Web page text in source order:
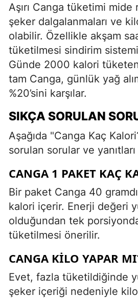
Aşırı Canga tüketimi mide
şeker dalgalanmaları ve
olabilir. Özellikle akşam
tüketilmesi sindirim
Günde 2000 kalori
tam Canga, günlük yağ
%20’sini karşılar.
SIKÇA SORULAN
Aşağıda "Canga Kaç
sorulan sorular ve
CANGA 1 PAKET KAÇ
Bir paket Canga 40
kalori içerir. Enerji değeri
olduğundan tek porsiyonda
tüketilmesi önerilir.
CANGA KILO YAPAR
Evet, fazla tüketildiğinde
şeker içeriği nedeniyle kilo